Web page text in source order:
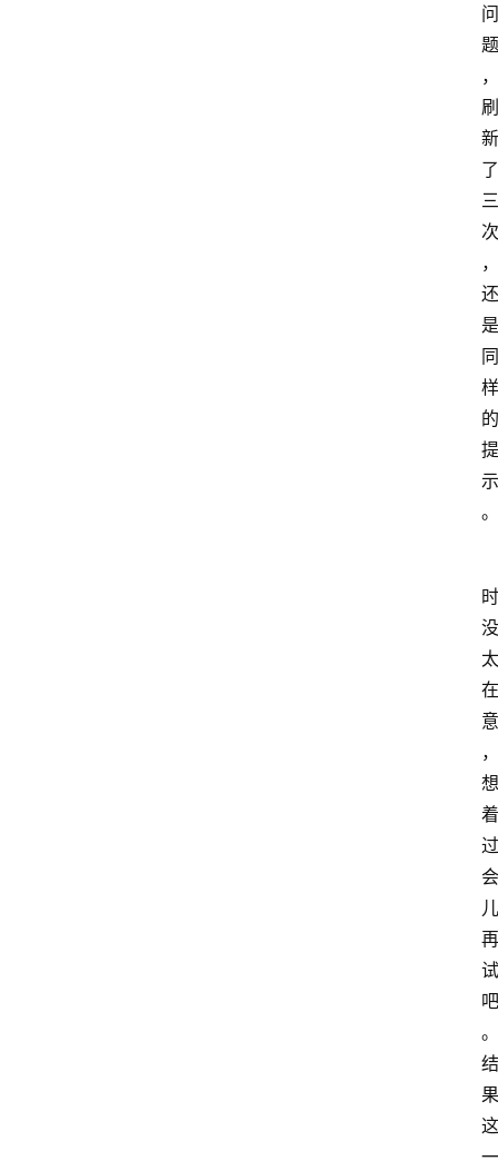
问
题
，
刷
新
了
三
次
，
还
是
同
样
的
提
示
。
时
没
太
在
意
，
想
着
过
会
儿
再
试
吧
。
结
果
这
一